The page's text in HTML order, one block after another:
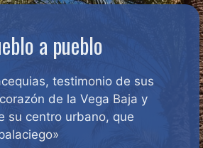
a pueblo
testimonio de sus
de la Vega Baja y
su centro urbano, que